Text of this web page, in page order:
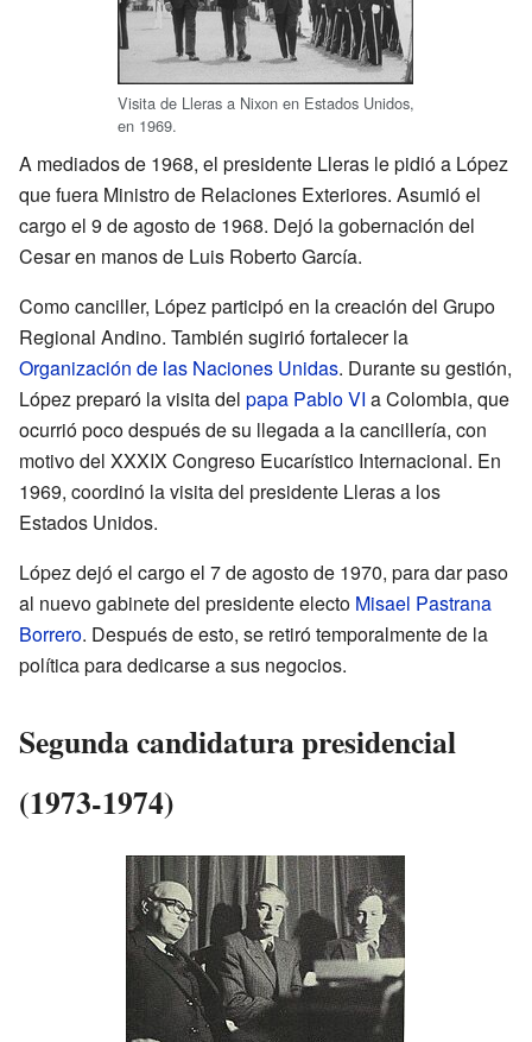
Visita de Lleras a Nixon en Estados Unidos,
en 1969.
A mediados de 1968, el presidente Lleras le pidió a López
que fuera Ministro de Relaciones Exteriores. Asumió el
cargo el 9 de agosto de 1968. Dejó la gobernación del
Cesar en manos de Luis Roberto García.
Como canciller, López participó en la creación del Grupo
Regional Andino. También sugirió fortalecer la
Organización de las Naciones Unidas. Durante su gestión,
López preparó la visita del papa Pablo VI a Colombia, que
ocurrió poco después de su llegada a la cancillería, con
motivo del XXXIX Congreso Eucarístico Internacional. En
1969, coordinó la visita del presidente Lleras a los
Estados Unidos.
López dejó el cargo el 7 de agosto de 1970, para dar paso
al nuevo gabinete del presidente electo Misael Pastrana
Borrero. Después de esto, se retiró temporalmente de la
política para dedicarse a sus negocios.
Segunda candidatura presidencial
(1973-1974)